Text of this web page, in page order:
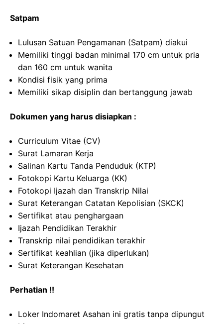
Satpam
Lulusan Satuan Pengamanan (Satpam) diakui
Memiliki tinggi badan minimal 170 cm untuk pria
dan 160 cm untuk wanita
Kondisi fisik yang prima
Memiliki sikap disiplin dan bertanggung jawab
Dokumen yang harus disiapkan :
Curriculum Vitae (CV)
Surat Lamaran Kerja
Salinan Kartu Tanda Penduduk (KTP)
Fotokopi Kartu Keluarga (KK)
Fotokopi Ijazah dan Transkrip Nilai
Surat Keterangan Catatan Kepolisian (SKCK)
Sertifikat atau penghargaan
Ijazah Pendidikan Terakhir
Transkrip nilai pendidikan terakhir
Sertifikat keahlian (jika diperlukan)
Surat Keterangan Kesehatan
Perhatian !!
Loker Indomaret Asahan ini gratis tanpa dipungut